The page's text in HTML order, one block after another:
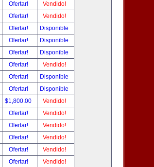
Ofertar!
Vendido!
Ofertar!
Vendido!
Ofertar!
Disponible
Ofertar!
Disponible
Ofertar!
Disponible
Ofertar!
Vendido!
Ofertar!
Disponible
Ofertar!
Disponible
$1,800.00
Vendido!
Ofertar!
Vendido!
Ofertar!
Vendido!
Ofertar!
Vendido!
Ofertar!
Vendido!
Ofertar! Vendido!